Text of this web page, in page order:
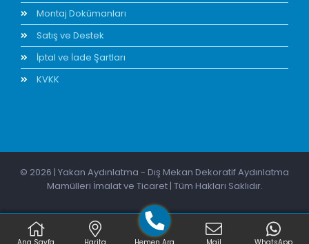
Montaj Dokümanları
Satış ve Destek
İptal ve İade Şartları
KVKK
© 2026 | Yakan Aydınlatma - Dış Mekan Dekoratif Aydınlatma
Mamülleri İmalat ve Ticaret | Tüm Hakları Saklıdır.